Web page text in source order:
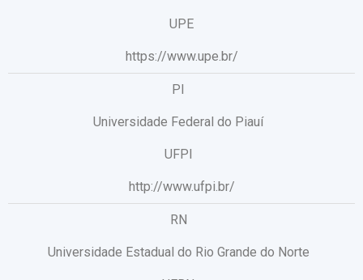
UPE
https://www.upe.br/
PI
Universidade Federal do Piauí
UFPI
http://www.ufpi.br/
RN
Universidade Estadual do Rio Grande do Norte